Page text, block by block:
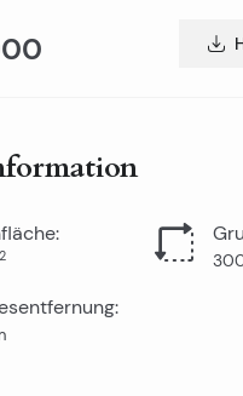
:
2
: